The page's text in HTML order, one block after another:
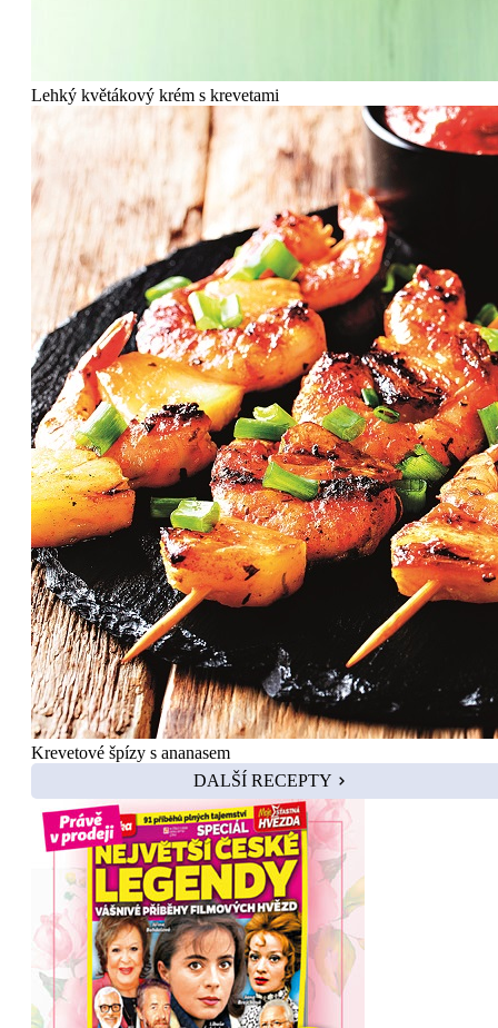
Lehký květákový krém s krevetami
Krevetové špízy s ananasem
DALŠÍ RECEPTY